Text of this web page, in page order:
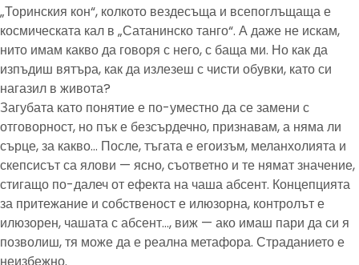
„Торинския кон“, колкото вездесъща и всепоглъщаща е
космическата кал в „Сатанинско танго“. А даже не искам,
нито имам какво да говоря с него, с баща ми. Но как да
изпъдиш вятъра, как да излезеш с чисти обувки, като си
нагазил в живота?
Загубата като понятие е по-уместно да се замени с
отговорност, но пък е безсърдечно, признавам, а няма ли
сърце, за какво… После, тъгата е егоизъм, меланхолията и
скепсисът са ялови — ясно, съответно и те нямат значение,
стигащо по-далеч от ефекта на чаша абсент. Концепцията
за притежание и собственост е илюзорна, контролът е
илюзорен, чашата с абсент…, виж — ако имаш пари да си я
позволиш, тя може да е реална метафора. Страданието е
неизбежно.